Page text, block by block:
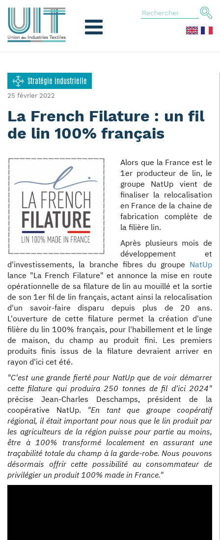
Stratégie industrielle
25 février 2022
La French Filature : un fil
de lin 100% français
Alors que la France est le
1er producteur de lin, le
groupe NatUp vient de
finaliser la relocalisation
en France de la chaine de
fabrication complète de
la filière lin.
Après plusieurs mois de
développement et
d'investissements, la branche fibres du groupe NatUp
lance "La French Filature" et annonce la mise en route
opérationnelle de sa filature de lin au mouillé et la sortie
de son 1er fil de lin français, actant ainsi la relocalisation
d'un savoir-faire disparu depuis plus de 20 ans.
L'ouverture de cette filature permet la création d'une
filière du lin 100% français, pour l'habillement et le linge
de maison, du champ au produit fini. Les premiers
produits finis issus de la filature devraient arriver en
rayon d'ici cet été.
"C'est une grande fierté pour NatUp que de voir démarrer
cette filature qui produira 250 tonnes de fil d'ici 2024"
précise Jean-Charles Deschamps, président de la
coopérative NatUp. "En tant que groupe coopératif
régional, il était important pour nous que le lin produit par
les agriculteurs de la région puisse pour partie au moins,
être à 100% transformé localement en assurant une
traçabilité totale du champ à la garde-robe. Nous pouvons
désormais offrir cette possibilité au consommateur de
privilégier un produit 100% made in France."